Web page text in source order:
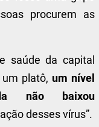
procurem as
saúde da capital
platô, um nível
não baixou
desses vírus”.